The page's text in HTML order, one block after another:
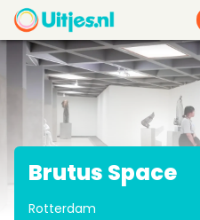
Brutus Space
Rotterdam